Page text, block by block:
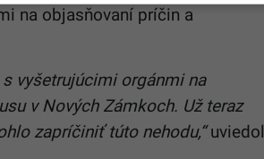
na objasňovaní príčin a
vyšetrujúcimi orgánmi na
v Nových Zámkoch. Už teraz
zapríčiniť túto nehodu,“uviedol